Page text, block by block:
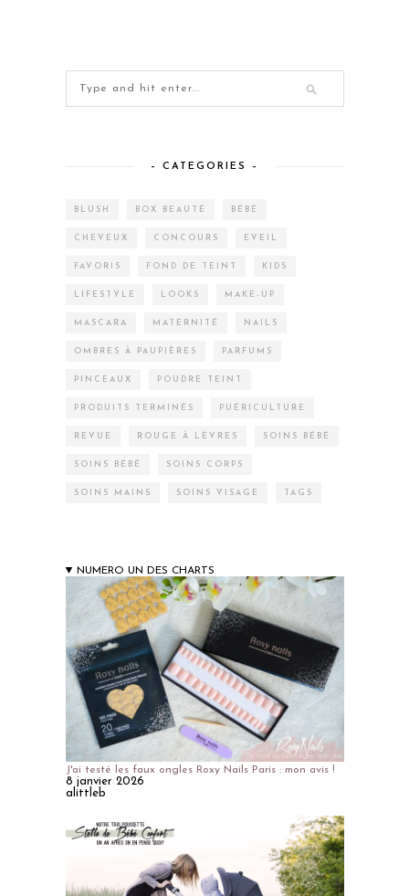
– CATEGORIES –
BLUSH BOX BEAUTÉ BÉBÉ
CHEVEUX CONCOURS EVEIL
FAVORIS FOND DE TEINT KIDS
LIFESTYLE LOOKS MAKE-UP
MASCARA MATERNITÉ NAILS
OMBRES À PAUPIÈRES PARFUMS
PINCEAUX POUDRE TEINT
PRODUITS TERMINÉS PUÉRICULTURE
REVUE ROUGE À LÈVRES SOINS BÉBÉ
SOINS BÉBÉ SOINS CORPS
SOINS MAINS SOINS VISAGE TAGS
NUMERO UN DES CHARTS
J'ai testé les faux ongles Roxy Nails Paris : mon avis !
8 janvier 2026
alittleb